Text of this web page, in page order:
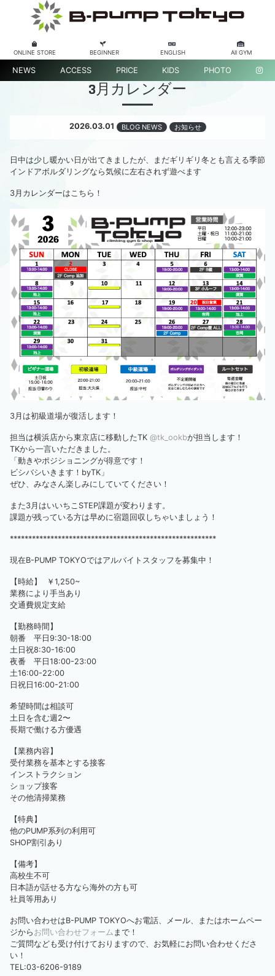
ONLINE STORE BEGINNER ENGLISH All GYM
NEWS ACCESS PRICE KIDS PHOTO
3月カレンダー
2026.03.01 BLOG NEWS お知らせ
日中は少し暖かい日が出てきましたが、まだギリギリ冬とも言える季節
インドアボルダリングなら気候に左右されず遊べます
3月カレンダーはこちら！
3月は初級道場が復活します！
担当は横浜店から東京店に移動したTK @tk_ookbが担当します！
TKから一言いただきました。
「動きやポジショニングが得意です！
ビシバシいきます！byTK」
ぜひ、みなさん楽しみにしていてください！
また3月はいいちこSTEP課題が変わります。
課題が残っている方は早めに宿題回収しちゃいましょう！
********************************************************
現在B-PUMP TOKYOではアルバイトスタッフを募集中！
【時給】 ￥1,250~
業務により手当あり
交通費規定支給
【勤務時間】
朝番 平日9:30-18:00
土日祝8:30-16:00
夜番 平日18:00-23:00
土16:00-22:00
日祝日16:00-21:00
希望時間は相談可
土日を含む週2〜
長期で働ける方優遇
【業務内容】
受付業務を基本とする接客
インストラクション
ショップ接客
その他清掃業務
【特典】
他のPUMP系列の利用可
SHOP割引あり
【備考】
高校生不可
日本語が話せる方なら海外の方も可
社員等用あり
お問い合わせはB-PUMP TOKYOへお電話、メール、またはホームペー
ジから お問い合わせフォーム まで！
ご質問なども受け付けておりますので、お気軽にお問い合わせくださ
い！
TEL:03-6206-9189